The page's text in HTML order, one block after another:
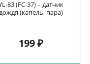
83 (FC-37) – датчик
(капель, пара)
199₽